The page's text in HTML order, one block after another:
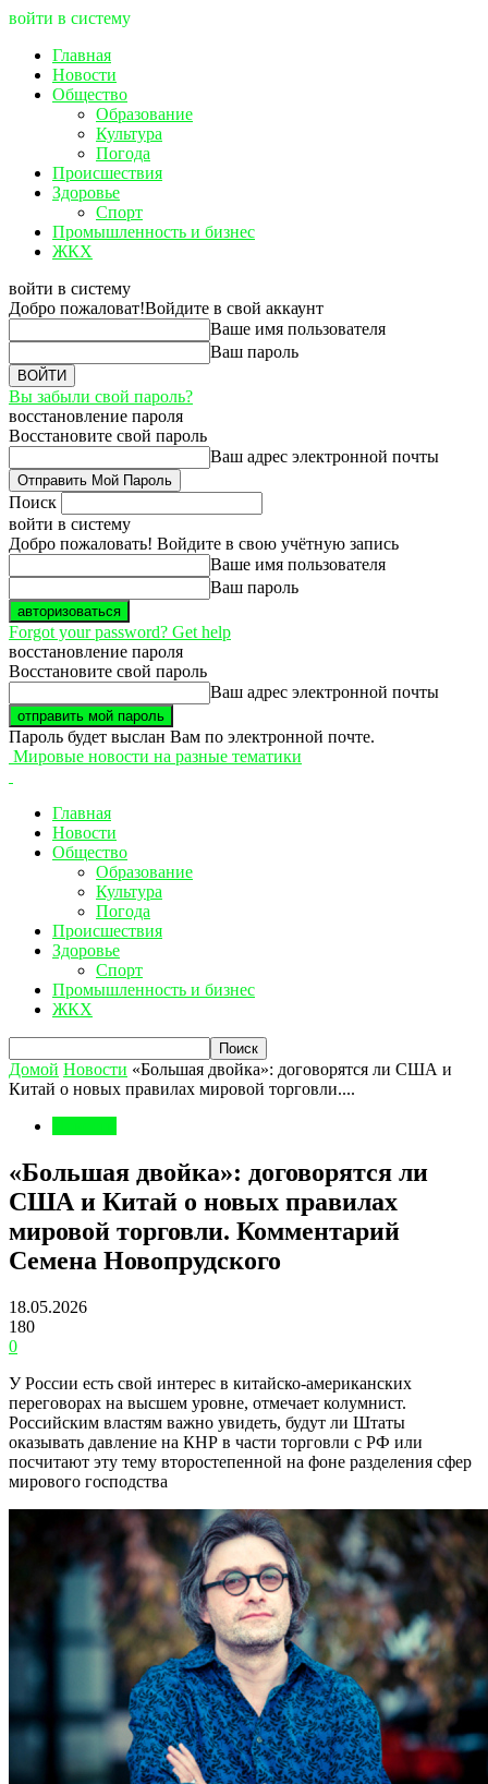
войти в систему
Главная
Новости
Общество
Образование
Культура
Погода
Происшествия
Здоровье
Спорт
Промышленность и бизнес
ЖКХ
войти в систему
Добро пожаловат!Войдите в свой аккаунт
Ваше имя пользователя
Ваш пароль
Вы забыли свой пароль?
восстановление пароля
Восстановите свой пароль
Ваш адрес электронной почты
Поиск
войти в систему
Добро пожаловать! Войдите в свою учётную запись
Ваше имя пользователя
Ваш пароль
Forgot your password? Get help
восстановление пароля
Восстановите свой пароль
Ваш адрес электронной почты
Пароль будет выслан Вам по электронной почте.
Мировые новости на разные тематики
Главная
Новости
Общество
Образование
Культура
Погода
Происшествия
Здоровье
Спорт
Промышленность и бизнес
ЖКХ
Домой Новости «Большая двойка»: договорятся ли США и
Китай о новых правилах мировой торговли....
«Большая двойка»: договорятся ли
США и Китай о новых правилах
мировой торговли. Комментарий
Семена Новопрудского
18.05.2026
180
0
У России есть свой интерес в китайско-американских
переговорах на высшем уровне, отмечает колумнист.
Российским властям важно увидеть, будут ли Штаты
оказывать давление на КНР в части торговли с РФ или
посчитают эту тему второстепенной на фоне разделения сфер
мирового господства